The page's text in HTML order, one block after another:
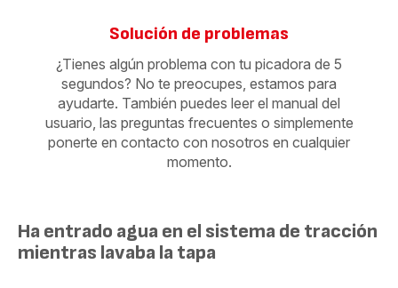
Solución de problemas
¿Tienes algún problema con tu picadora de 5
segundos? No te preocupes, estamos para
ayudarte. También puedes leer el manual del
usuario, las preguntas frecuentes o simplemente
ponerte en contacto con nosotros en cualquier
momento.
Ha entrado agua en el sistema de tracción
mientras lavaba la tapa